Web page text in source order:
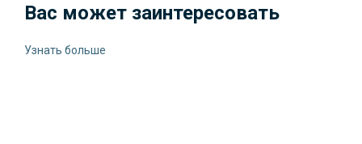
Вас может заинтересовать
Узнать больше